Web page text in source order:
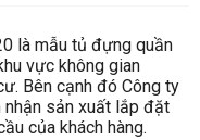
là mẫu tủ đựng quần
vực không gian
Bên cạnh đó Công ty
nhận sản xuất lắp đặt
của khách hàng.